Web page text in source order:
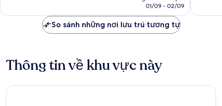
xét
590.816 ₫
01/09 - 02/09
xét
So sánh những nơi lưu trú tương tự
Thông tin về khu vực này